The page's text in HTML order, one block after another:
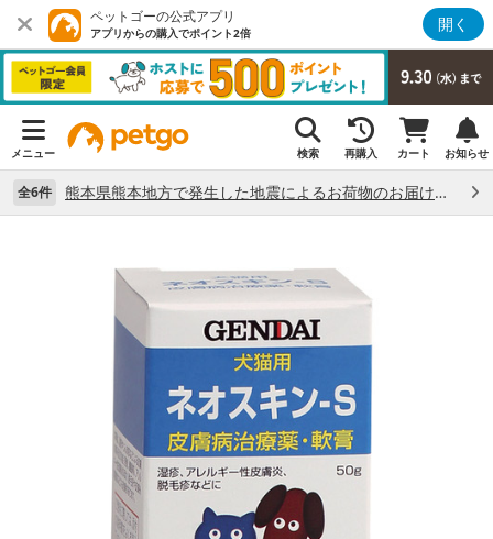
ペットゴーの公式アプリ
アプリからの購入でポイント2倍 開く
メニュー 検索 再購入 カート お知らせ
全6件 熊本県熊本地方で発生した地震によるお荷物のお届け状況について （7/28）